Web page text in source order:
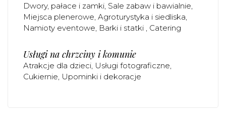
Dwory, pałace i zamki Sale zabaw i bawialnie
Miejsca plenerowe Agroturystyka i siedliska
Namioty eventowe Barki i statki Catering
Usługi na chrzciny i komunie
Atrakcje dla dzieci Usługi fotograficzne
Cukiernie Upominki i dekoracje